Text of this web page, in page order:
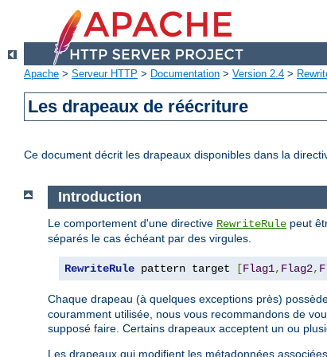
Apache > Serveur HTTP > Documentation > Version 2.4 >
Les drapeaux de réécriture
Ce document décrit les drapeaux disponibles dans la
Introduction
Le comportement d'une directive RewriteRule peut
séparés le cas échéant par des virgules.
RewriteRule pattern target [Flag1, Flag2,
Chaque drapeau (à quelques exceptions près)
couramment utilisée, nous vous recommandons de
supposé faire. Certains drapeaux acceptent un ou
Les drapeaux qui modifient les métadonnées